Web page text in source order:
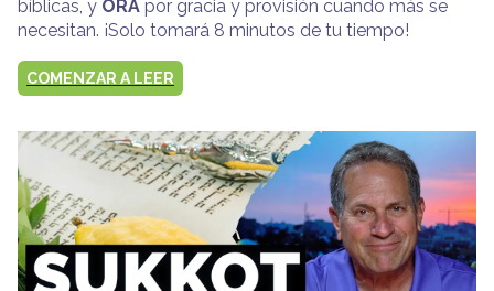
bíblicas, y ORA por gracia y provisión cuando más se
necesitan. ¡Solo tomará 8 minutos de tu tiempo!
COMENZAR A LEER